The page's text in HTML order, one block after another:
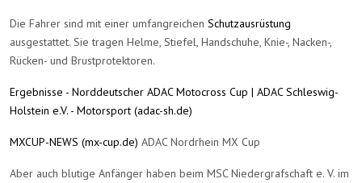
Die Fahrer sind mit einer umfangreichen Schutzausrüstung
ausgestattet. Sie tragen Helme, Stiefel, Handschuhe, Knie-, Nacken-,
Rücken- und Brustprotektoren.
Ergebnisse - Norddeutscher ADAC Motocross Cup | ADAC Schleswig-
Holstein e.V. - Motorsport (adac-sh.de)
MXCUP-NEWS (mx-cup.de) ADAC Nordrhein MX Cup
Aber auch blutige Anfänger haben beim MSC Niedergrafschaft e. V. im